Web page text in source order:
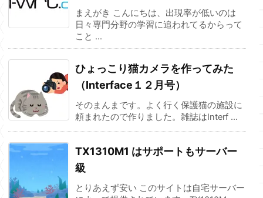
まえがき こんにちは、出現率が低いのは
日々専門分野の学習に追われてるからって
こと ...
ひょっこり猫カメラを作ってみた
（Interface１２月号）
そのまんまです。よく行く保護猫の施設に
頼まれたので作りました。雑誌はInterf ...
TX1310M1 はサポートもサーバー
級
とりあえず安い このサイトは自宅サーバー